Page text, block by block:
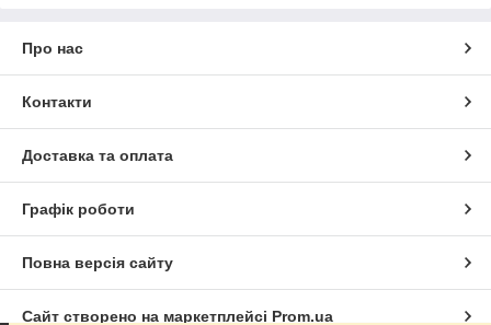
Про нас
Контакти
Доставка та оплата
Графік роботи
Повна версія сайту
Сайт створено на маркетплейсі Prom.ua